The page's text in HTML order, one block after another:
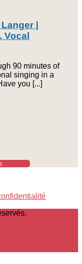
|
Vocal
90 minutes of
singing in a
you [...]